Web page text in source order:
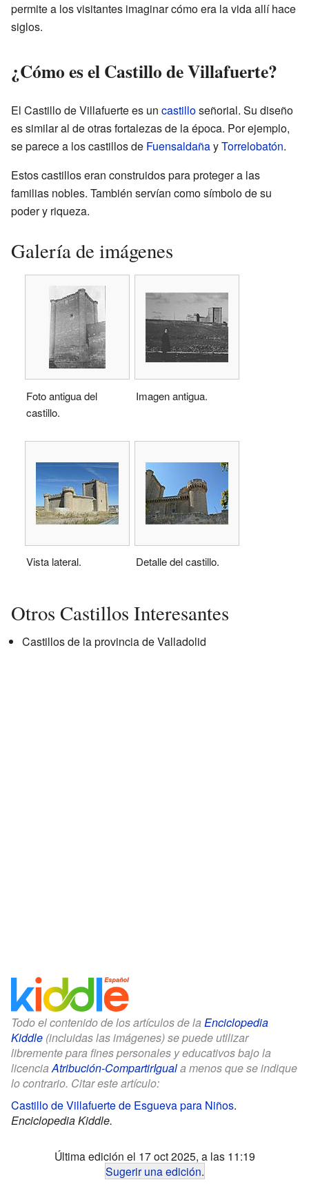
permite a los visitantes imaginar cómo era la vida allí hace
siglos.
¿Cómo es el Castillo de Villafuerte?
El Castillo de Villafuerte es un castilloseñorial. Su diseño
es similar al de otras fortalezas de la época. Por ejemplo,
se parece a los castillos de FuensaldañayTorrelobatón.
Estos castillos eran construidos para proteger a las
familias nobles. También servían como símbolo de su
poder y riqueza.
Galería de imágenes
Foto antigua del
castillo.
Imagen antigua.
Vista lateral. Detalle del castillo.
Otros Castillos Interesantes
Castillos de la provincia de Valladolid
Todo el contenido de los artículos de la Enciclopedia
Kiddle (incluidas las imágenes) se puede utilizar
libremente para fines personales y educativos bajo la
licenciaAtribución-CompartirIguala menos que se indique
lo contrario. Citar este artículo:
Castillo de Villafuerte de Esgueva para Niños.
Enciclopedia Kiddle.
Última edición el 17 oct 2025, a las 11:19
Sugerir una edición.